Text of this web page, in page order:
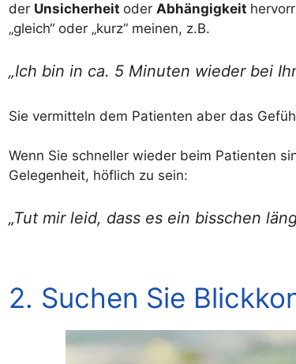
der Unsicherheit oder Abhängigkeit
„gleich“ oder „kurz“ meinen, z.B.
„Ich bin in ca. 5 Minuten wieder bei
Sie vermitteln dem Patienten aber das
Wenn Sie schneller wieder beim Patienten
Gelegenheit, höflich zu sein:
„Tut mir leid, dass es ein bisschen
2. Suchen Sie